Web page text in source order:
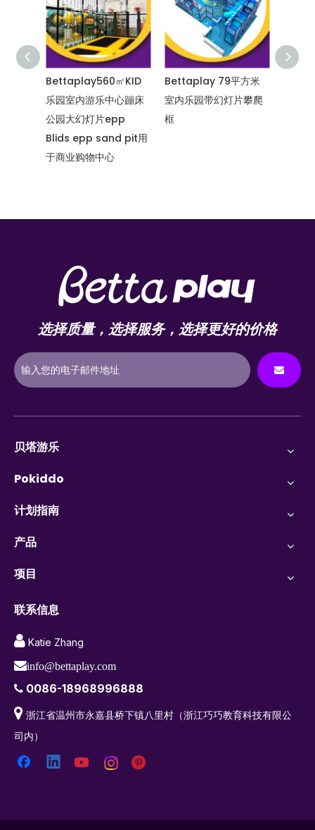
Bettaplay560㎡KID
乐园室内游乐中心蹦床
公园大幻灯片epp
Blids epp sand pit用
于商业购物中心
Bettaplay 79平方米
室内乐园带幻灯片攀爬
框
选择质量，选择服务，选择更好的价格
贝塔游乐
Pokiddo
计划指南
产品
项目
联系信息
 Katie Zhang
info@bettaplay.com
 0086-18968996888
 浙江省温州市永嘉县桥下镇八里村（浙江巧巧教育科技有限公
司内）